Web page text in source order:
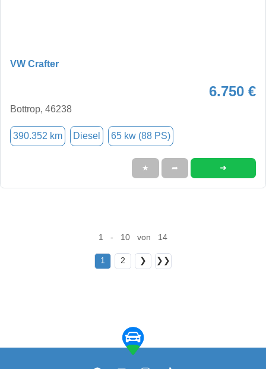
VW Crafter
6.750 €
Bottrop, 46238
390.352 km Diesel 65 kw (88 PS)
★ ➦ ➜
1 - 10 von 14
1 2 ❯ ❯❯